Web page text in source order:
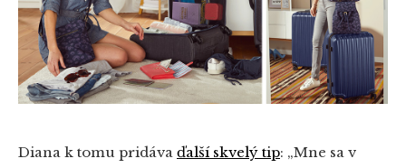
Diana k tomu pridáva ďalší skvelý tip: „Mne sa v